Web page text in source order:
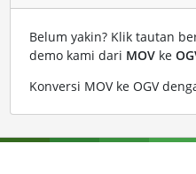
Belum yakin? Klik tautan
demo kami dari MOVke
Konversi MOV ke OGV